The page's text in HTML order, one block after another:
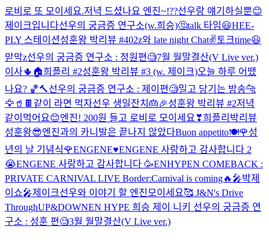
로비로 또 모이세요.저녁 드셨나요 엔진~!??선우랑 얘기하실뿐😊
제이크입니다선우의 궁금증 연구소(w.희승)🤔talk 타임😃HEE-
PLY 스테이션성훈왕 박리뷰 #402z와 late night Chat✌토크time😃
맏막z선우의 궁금증 연구소 : 정원편🧐7월 월말결산(V Live ver.)
이사🌵🏠희플리 #2성훈왕 박리뷰 #3 (w. 제이크)오늘 하루 어땠
나요? 🏀🔨선우의 궁금증 연구소 : 제이편🧐밀고 당기는 방송🐆
🦅🥤🍫 같이 라면 먹자선우 생일잔치🎂🎉성훈왕 박리뷰 #2저녁
같이먹어요😊엔진! 200원 들고 로비로 모이세요❣희플리 박리뷰
성훈왕😎엔진과의 카니발은 끝나지 않았다Buon appetito🍽🌹성
년의 날 기념식🌹ENGENE♥️ENGENE 사랑하고 감사합니다 2
😭ENGENE 사랑하고 감사합니다 🥳ENHYPEN COMEBACK :
PRIVATE CARNIVAL LIVE Border:Carnival is coming🔥 🎤박제
이쇼🎤제이크선우와 이야기 할 엔진모이세요🥰 J&N's Drive
ThroughUP&DOWNEN HYPE 희승 제이 니키
선우의 궁금증 연
구소 : 성훈 편🧐3월 월말결산(V Live ver.)